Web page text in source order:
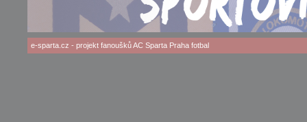
e-sparta.cz - projekt fanouškůAC Sparta Prahafotbal